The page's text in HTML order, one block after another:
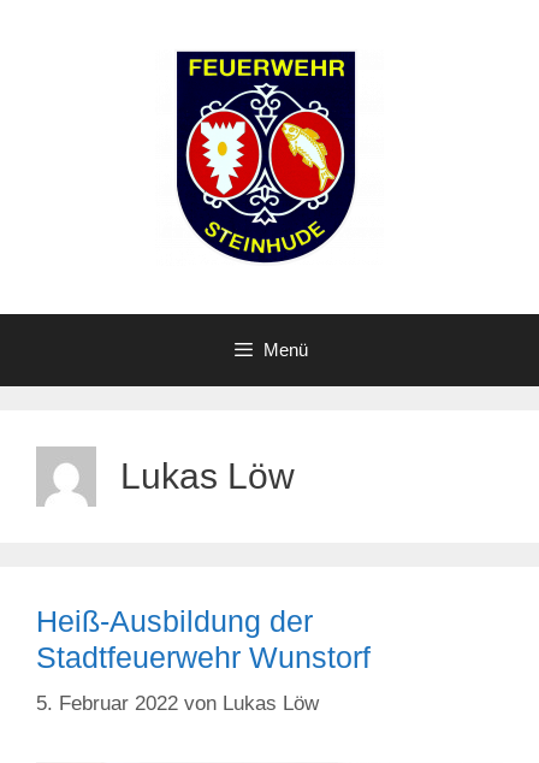
Menü
Lukas Löw
Heiß-Ausbildung der
Stadtfeuerwehr Wunstorf
5. Februar 2022 von Lukas Löw